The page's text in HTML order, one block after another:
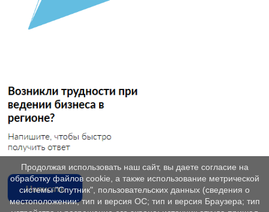
Продолжая использовать наш сайт, вы даете согласие на
обработку файлов cookie, а также использование метрической
системы "Спутник", пользовательских данных (сведения о
местоположении; тип и версия ОС; тип и версия Браузера; тип